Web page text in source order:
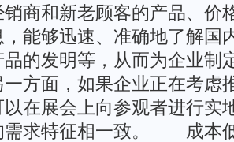
商和新老顾客的产品、价
能够迅速、准确地了解国
的发明等，从而为企业制
方面，如果企业正在考虑
在展会上向参观者进行实
需求特征相一致。 成本